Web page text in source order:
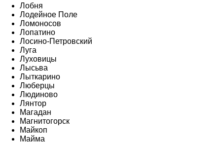
Лобня
Лодейное Поле
Ломоносов
Лопатино
Лосино-Петровский
Луга
Луховицы
Лысьва
Лыткарино
Люберцы
Людиново
Лянтор
Магадан
Магнитогорск
Майкоп
Майма